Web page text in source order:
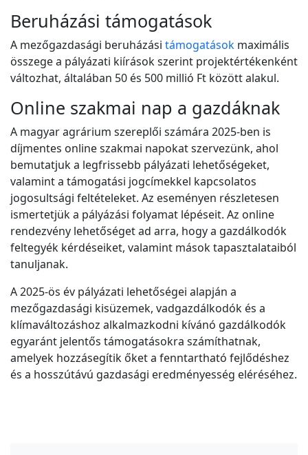
Beruházási támogatások
A mezőgazdasági beruházási támogatások maximális
összege a pályázati kiírások szerint projektértékenként
változhat, általában 50 és 500 millió Ft között alakul.
Online szakmai nap a gazdáknak
A magyar agrárium szereplői számára 2025-ben is
díjmentes online szakmai napokat szervezünk, ahol
bemutatjuk a legfrissebb pályázati lehetőségeket,
valamint a támogatási jogcímekkel kapcsolatos
jogosultsági feltételeket. Az eseményen részletesen
ismertetjük a pályázási folyamat lépéseit. Az online
rendezvény lehetőséget ad arra, hogy a gazdálkodók
feltegyék kérdéseiket, valamint mások tapasztalataiból
tanuljanak.
A 2025-ös év pályázati lehetőségei alapján a
mezőgazdasági kisüzemek, vadgazdálkodók és a
klímaváltozáshoz alkalmazkodni kívánó gazdálkodók
egyaránt jelentős támogatásokra számíthatnak,
amelyek hozzásegítik őket a fenntartható fejlődéshez
és a hosszútávú gazdasági eredményesség eléréséhez.